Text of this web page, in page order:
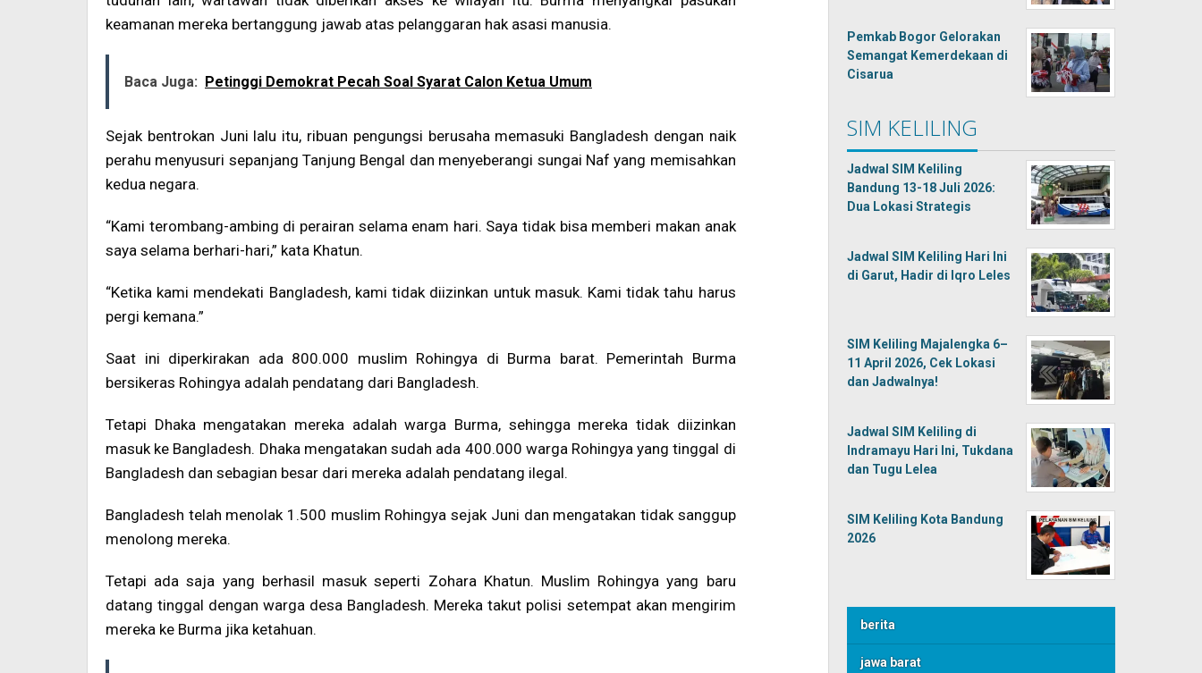
keamanan mereka bertanggung jawab atas pelanggaran hak asasi manusia.
Baca Juga: Petinggi Demokrat Pecah Soal Syarat Calon Ketua Umum
Sejak bentrokan Juni lalu itu, ribuan pengungsi berusaha memasuki Bangladesh dengan naik
perahu menyusuri sepanjang Tanjung Bengal dan menyeberangi sungai Naf yang memisahkan
kedua negara.
“Kami terombang-ambing di perairan selama enam hari. Saya tidak bisa memberi makan anak
saya selama berhari-hari,” kata Khatun.
“Ketika kami mendekati Bangladesh, kami tidak diizinkan untuk masuk. Kami tidak tahu harus
pergi kemana.”
Saat ini diperkirakan ada 800.000 muslim Rohingya di Burma barat. Pemerintah Burma
bersikeras Rohingya adalah pendatang dari Bangladesh.
Tetapi Dhaka mengatakan mereka adalah warga Burma, sehingga mereka tidak diizinkan
masuk ke Bangladesh. Dhaka mengatakan sudah ada 400.000 warga Rohingya yang tinggal di
Bangladesh dan sebagian besar dari mereka adalah pendatang ilegal.
Bangladesh telah menolak 1.500 muslim Rohingya sejak Juni dan mengatakan tidak sanggup
menolong mereka.
Tetapi ada saja yang berhasil masuk seperti Zohara Khatun. Muslim Rohingya yang baru
datang tinggal dengan warga desa Bangladesh. Mereka takut polisi setempat akan mengirim
mereka ke Burma jika ketahuan.
Pemkab Bogor Gelorakan
Semangat Kemerdekaan di
Cisarua
SIM KELILING
Jadwal SIM Keliling
Bandung 13-18 Juli 2026:
Dua Lokasi Strategis
Jadwal SIM Keliling Hari Ini
di Garut, Hadir di Iqro Leles
SIM Keliling Majalengka 6–
11 April 2026, Cek Lokasi
dan Jadwalnya!
Jadwal SIM Keliling di
Indramayu Hari Ini, Tukdana
dan Tugu Lelea
SIM Keliling Kota Bandung
2026
berita
jawa barat